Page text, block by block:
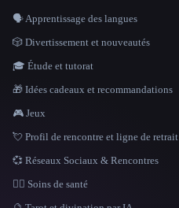
🗣️ Apprentissage des langues
🎲 Divertissement et nouveautés
🎓 Étude et tutorat
🎁 Idées cadeaux et recommandations
🎮 Jeux
💘 Profil de rencontre et ligne de retrait
💞 Réseaux Sociaux & Rencontres
👩‍⚕️ Soins de santé